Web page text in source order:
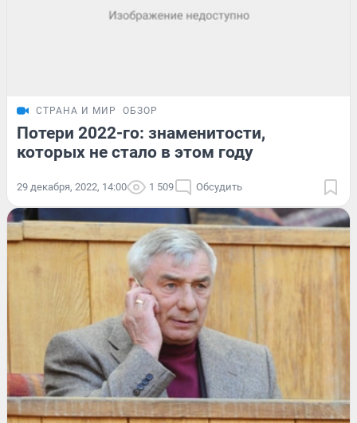
СТРАНА И МИР ОБЗОР
Потери 2022-го: знаменитости,
которых не стало в этом году
29 декабря, 2022, 14:00 1 509 Обсудить